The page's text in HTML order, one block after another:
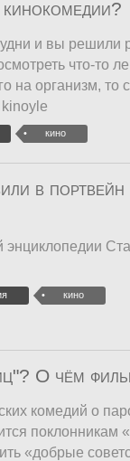
и вы решили
что-то
на организм,
кино
в портвейн
кино
О чём
комедий о
поклонникам
«добрые